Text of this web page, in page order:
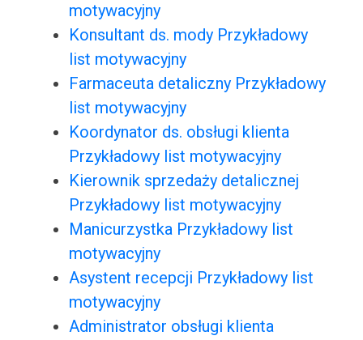
motywacyjny
Konsultant ds. mody Przykładowy
list motywacyjny
Farmaceuta detaliczny Przykładowy
list motywacyjny
Koordynator ds. obsługi klienta
Przykładowy list motywacyjny
Kierownik sprzedaży detalicznej
Przykładowy list motywacyjny
Manicurzystka Przykładowy list
motywacyjny
Asystent recepcji Przykładowy list
motywacyjny
Administrator obsługi klienta